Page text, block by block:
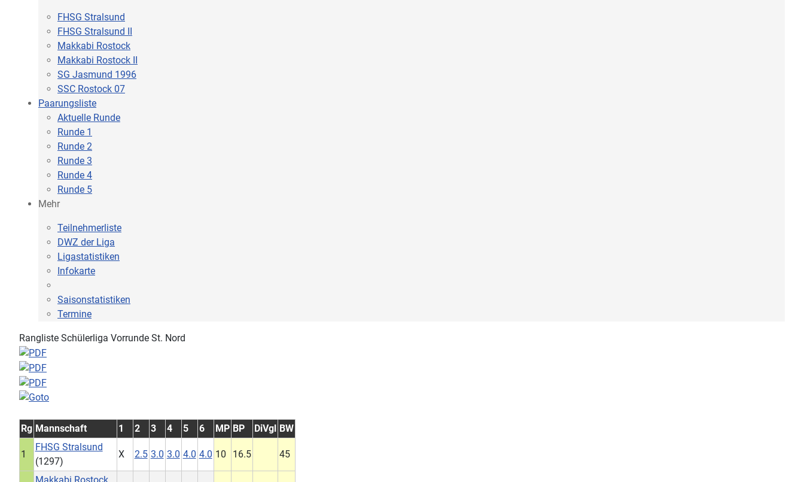
FHSG Stralsund
FHSG Stralsund II
Makkabi Rostock
Makkabi Rostock II
SG Jasmund 1996
SSC Rostock 07
Paarungsliste
Aktuelle Runde
Runde 1
Runde 2
Runde 3
Runde 4
Runde 5
Mehr
Teilnehmerliste
DWZ der Liga
Ligastatistiken
Infokarte
Saisonstatistiken
Termine
Rangliste Schülerliga Vorrunde St. Nord
Rg Mannschaft 1 2 3 4 5 6 MP BP DiVgl BW
1
FHSG Stralsund
(1297)
X 2.5 3.0 3.0 4.0 4.0 10 16.5 45